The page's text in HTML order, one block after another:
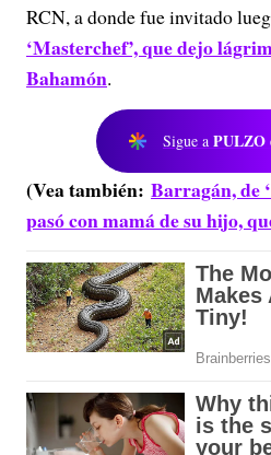
RCN, a donde fue invitado
‘Masterchef’, que dejo
Bahamón.
Sigue a PULZO
(Vea también: Barragán, de
pasó con mamá de su hijo,